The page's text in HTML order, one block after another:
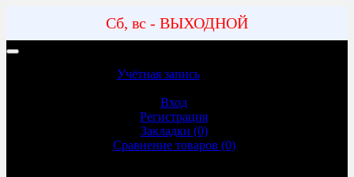
Сб, вс - ВЫХОДНОЙ
Учётная запись
Вход
Регистрация
Закладки (0)
Сравнение товаров (0)